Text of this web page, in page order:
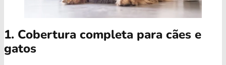
1. Cobertura completa para cães e
gatos